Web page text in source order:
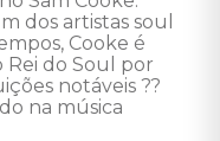
dos artistas soul
Cooke é
do Soul por
notáveis ??
na música